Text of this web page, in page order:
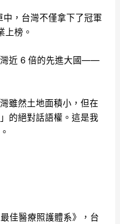
，台灣不僅拿下了冠軍
上榜。
灣近 6 倍的先進大國——
雖然土地面積小，但在
的絕對話語權。這是我
佳醫療照護體系》，台